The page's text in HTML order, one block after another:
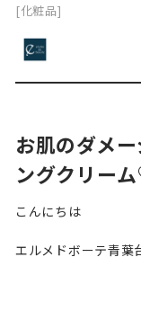
[化粧品]
お肌のダメ
ングクリー
こんにちは
エルメドボーテ青